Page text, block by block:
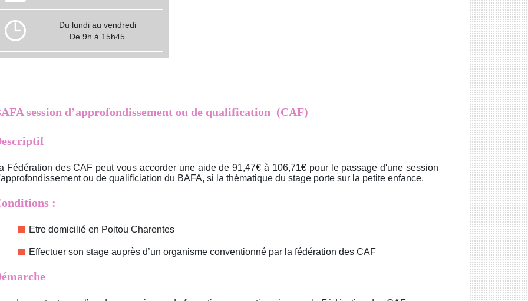
Du lundi au vendredi
De 9h à 15h45
session d’approfondissement ou de qualification (CAF)
Fédération des CAF peut vous accorder une aide de 91,47€ à 106,71€ pour le passage d'une session
ou de qualificiation du BAFA, si la thématique du stage porte sur la petite enfance.
:
Etre domicilié en Poitou Charentes
Effectuer son stage auprès d’un organisme conventionné par la fédération des CAF